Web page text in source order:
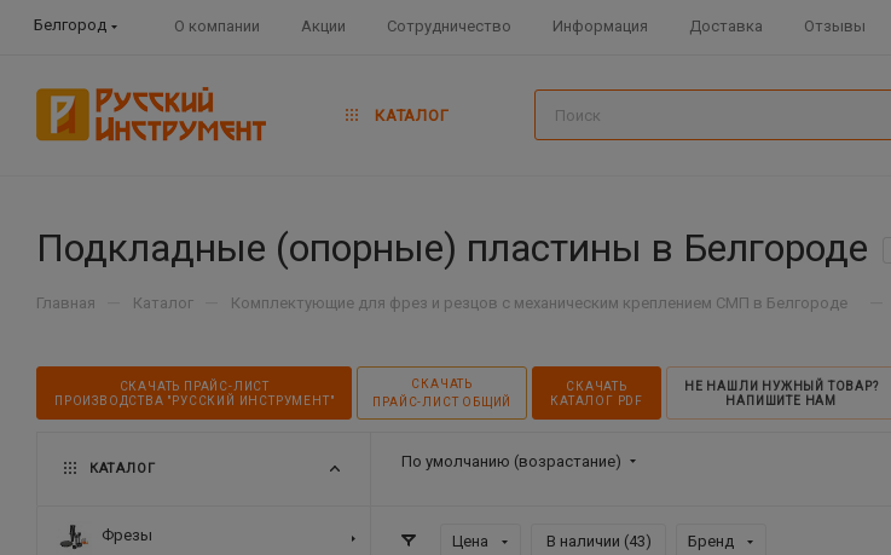
Белгород О компании Акции Сотрудничество Информация Доставка Отзывы
КАТАЛОГ
Подкладные (опорные) пластины в Белгороде
Главная Каталог Комплектующие для фрез и резцов с механическим креплением СМП в Белгороде
СКАЧАТЬ ПРАЙС-ЛИСТ
ПРОИЗВОДСТВА "РУССКИЙ ИНСТРУМЕНТ"
СКАЧАТЬ
ПРАЙС-ЛИСТ ОБЩИЙ
СКАЧАТЬ
КАТАЛОГ PDF
НЕ НАШЛИ НУЖНЫЙ ТОВАР?
НАПИШИТЕ НАМ
По умолчанию (возрастание)
Цена В наличии (43) Бренд
КАТАЛОГ
Фрезы